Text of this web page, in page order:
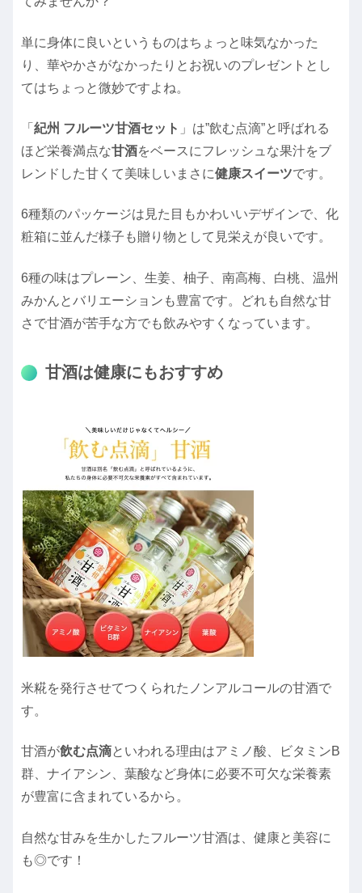
単に身体に良いというものはちょっと味気なかった
り、華やかさがなかったりとお祝いのプレゼントとし
てはちょっと微妙ですよね。
「 紀州 フルーツ甘酒セット 」は”飲む点滴”と呼ばれる
ほど栄養満点な甘酒をベースにフレッシュな果汁をブ
レンドした甘くて美味しいまさに健康スイーツです。
6種類のパッケージは見た目もかわいいデザインで、化
粧箱に並んだ様子も贈り物として見栄えが良いです。
6種の味はプレーン、生姜、柚子、南高梅、白桃、温州
みかんとバリエーションも豊富です。どれも自然な甘
さで甘酒が苦手な方でも飲みやすくなっています。
甘酒は健康にもおすすめ
米糀を発行させてつくられたノンアルコールの甘酒で
す。
甘酒が飲む点滴といわれる理由はアミノ酸、ビタミンB
群、ナイアシン、葉酸など身体に必要不可欠な栄養素
が豊富に含まれているから。
自然な甘みを生かしたフルーツ甘酒は、健康と美容に
も◎です！